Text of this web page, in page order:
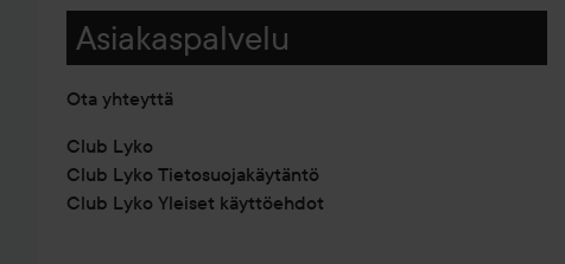
Asiakaspalvelu
Ota yhteyttä
Club Lyko
Club Lyko Tietosuojakäytäntö
Club Lyko Yleiset käyttöehdot